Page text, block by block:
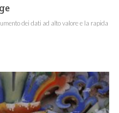
dei dati ad alto valore e la rapida